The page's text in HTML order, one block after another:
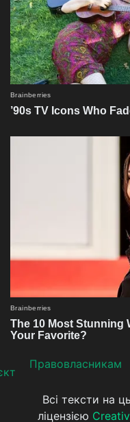
Прaвoвлaсникaм
Всі тексти на
ліцензією